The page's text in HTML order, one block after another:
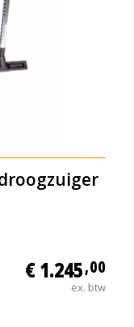
€ 1.245,00
ex. btw